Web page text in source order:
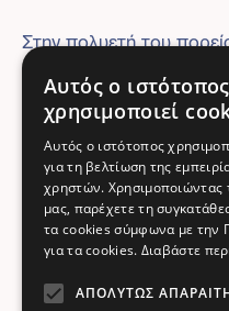
Στην πολυετή του
με Πανεπιστήμια του
Universityκαι τώρα το
τίτλοι σπουδών των
αναγνώριση, ενώ
προϋποθέσεις για
την Ευρωπαϊκή και
Οι περισσότεροι από
κάτοχοι πτυχίων
Αυτός ο ιστότοπος
χρησιμοποιεί
Αυτός ο ιστότοπος
για τη βελτίωση της
χρηστών. Χρησιμοποιώντας
μας, παρέχετε τη
τα cookies σύμφωνα με την
για τα cookies. Διαβάστε
ΑΠΟΛΎΤΩΣ